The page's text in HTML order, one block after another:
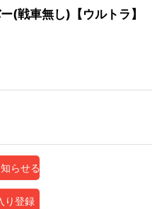
(戦車無し)【ウルトラ】
らせる
り登録